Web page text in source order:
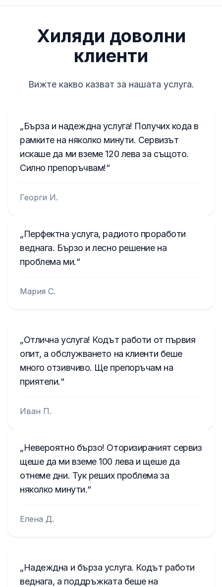
Хиляди доволни
клиенти
Вижте какво казват за нашата услуга.
Бърза и надеждна услуга! Получих кода в
рамките на няколко минути. Сервизът
искаше да ми вземе 120 лева за същото.
Силно препоръчвам!
Георги И.
Перфектна услуга, радиото проработи
веднага. Бързо и лесно решение на
проблема ми.
Мария С.
Отлична услуга! Кодът работи от първия
опит, а обслужването на клиенти беше
много отзивчиво. Ще препоръчам на
приятели.
Иван П.
Невероятно бързо! Оторизираният сервиз
щеше да ми вземе 100 лева и щеше да
отнеме дни. Тук реших проблема за
няколко минути.
Елена Д.
Надеждна и бърза услуга. Кодът работи
веднага, а поддръжката беше на